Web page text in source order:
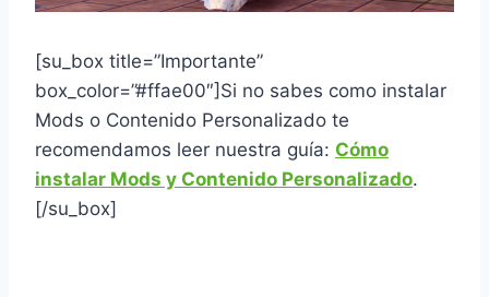
[su_box title=”Importante”
box_color=”#ffae00″] Si no sabes como instalar
Mods o Contenido Personalizado te
recomendamos leer nuestra guía: Cómo
instalar Mods y Contenido Personalizado.
[/su_box]